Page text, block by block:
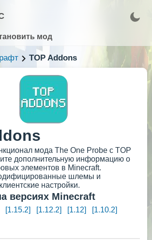
мод
TOP Addons
мода The One Probe с TOP
дополнительную информацию о
элементов в Minecraft.
шлемы и
настройки.
версиях Minecraft
[1.15.2] [1.12.2] [1.12]
[1.10.2]